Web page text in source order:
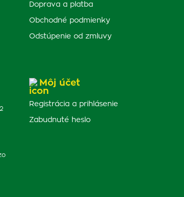
Doprava a platba
Obchodné podmienky
Odstúpenie od zmluvy
Môj účet
Registrácia a prihlásenie
Zabudnuté heslo